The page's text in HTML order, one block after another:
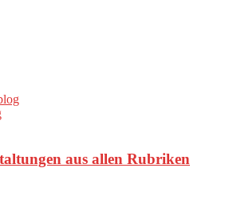
aus allen Rubriken